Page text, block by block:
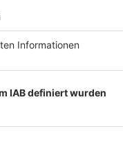
Kanupolo-WM in
sich in Köln mit